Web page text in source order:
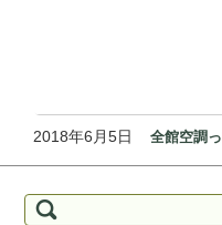
2018年6月5日 全館空調
検索: